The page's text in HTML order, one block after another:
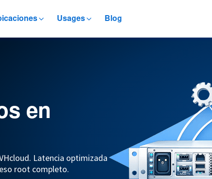
Usages Blog
en
Latencia optimizada
root completo.